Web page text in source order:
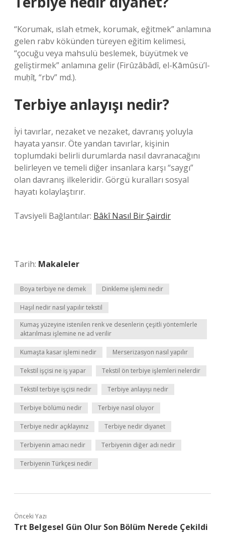
“Korumak, ıslah etmek, korumak, eğitmek” anlamına
gelen rabv kökünden türeyen eğitim kelimesi,
“çocuğu veya mahsulü beslemek, büyütmek ve
geliştirmek” anlamına gelir (Firûzâbâdî, el-Ḳāmûsü’l-
muḥîṭ, “rbv” md.).
Terbiye anlayışı nedir?
İyi tavırlar, nezaket ve nezaket, davranış yoluyla
hayata yansır. Öte yandan tavırlar, kişinin
toplumdaki belirli durumlarda nasıl davranacağını
belirleyen ve temeli diğer insanlara karşı “saygı”
olan davranış ilkeleridir. Görgü kuralları sosyal
hayatı kolaylaştırır.
Tavsiyeli Bağlantılar: Bâkî Nasıl Bir Şairdir
Tarih: Makaleler
Boya terbiye ne demek Dinkleme işlemi nedir
Haşıl nedir nasıl yapılır tekstil
Kumaş yüzeyine istenilen renk ve desenlerin çeşitli yöntemlerle
aktarılması işlemine ne ad verilir
Kumaşta kasar işlemi nedir Merserizasyon nasıl yapılır
Tekstil işçisi ne iş yapar Tekstil ön terbiye işlemleri nelerdir
Tekstil terbiye işçisi nedir Terbiye anlayışı nedir
Terbiye bölümü nedir Terbiye nasıl oluyor
Terbiye nedir açıklayınız Terbiye nedir diyanet
Terbiyenin amacı nedir Terbiyenin diğer adı nedir
Terbiyenin Türkçesi nedir
Önceki Yazı
Trt Belgesel Gün Olur Son Bölüm Nerede Çekildi